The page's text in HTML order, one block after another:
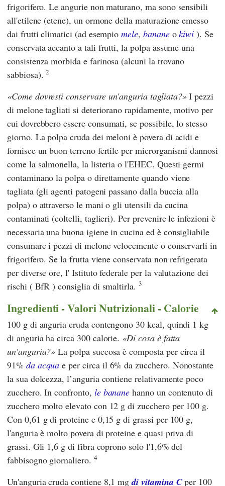
frigorifero. Le angurie non maturano, ma sono sensibili
all'etilene (etene), un ormone della maturazione emesso
dai frutti climatici (ad esempiomele, bananeokiwi ). Se
conservata accanto a tali frutti, la polpa assume una
consistenza morbida e farinosa (alcuni la trovano
sabbiosa).2
Come dovresti conservare un'anguria tagliata? I pezzi
di melone tagliati si deteriorano rapidamente, motivo per
cui dovrebbero essere consumati, se possibile, lo stesso
giorno. La polpa cruda dei meloni è povera di acidi e
fornisce un buon terreno fertile per microrganismi dannosi
come la salmonella, la listeria o l'EHEC. Questi germi
contaminano la polpa o direttamente quando viene
tagliata (gli agenti patogeni passano dalla buccia alla
polpa) o attraverso le mani o gli utensili da cucina
contaminati (coltelli, taglieri). Per prevenire le infezioni è
necessaria una buona igiene in cucina ed è consigliabile
consumare i pezzi di melone velocemente o conservarli in
frigorifero. Se la frutta viene conservata non refrigerata
per diverse ore, l' Istituto federale per la valutazione dei
rischi( BfR ) consiglia di smaltirla. 3
Ingredienti - Valori Nutrizionali - Calorie
100 g di anguria cruda contengono 30 kcal, quindi 1 kg
di anguria ha circa 300 calorie.
Di cosa è fatta
un'anguria? La polpa succosa è composta per circa il
91% da acqua e per circa il 6% da zucchero. Nonostante
la sua dolcezza, l’anguria contiene relativamente poco
zucchero. In confronto, le banane hanno un contenuto di
zucchero molto elevato con 12 g di zucchero per 100 g.
Con 0,61 g di proteine e 0,15 g di grassi per 100 g,
l'anguria è molto povera di proteine e quasi priva di
grassi. Gli 1,6 g di fibra coprono solo l'1,6% del
fabbisogno giornaliero. 4
Un'anguria cruda contiene 8,1 mgdi vitamina Cper 100